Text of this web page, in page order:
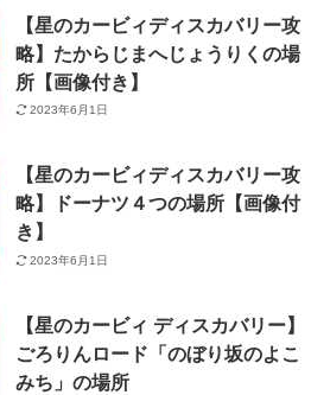
【星のカービィディスカバリー攻
略】たからじまへじょうりくの場
所【画像付き】
2023年6月1日
【星のカービィディスカバリー攻
略】ドーナツ４つの場所【画像付
き】
2023年6月1日
【星のカービィ ディスカバリー】
ごろりんロード「のぼり坂のよこ
みち」の場所